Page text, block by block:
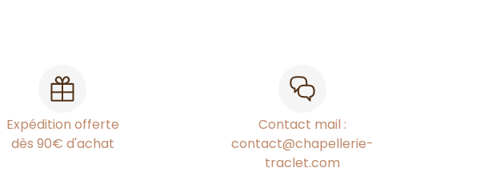
Expédition offerte
dès 90€ d'achat
Contact mail :
contact@chapellerie-
traclet.com